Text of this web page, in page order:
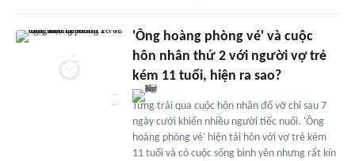
'Ông hoàng phòng vé' và cuộc
hôn nhân thứ 2 với người vợ trẻ
kém 11 tuổi, hiện ra sao?
Từng trải qua cuộc hôn nhân đổ vỡ chỉ sau 7
ngày cưới khiến nhiều người tiếc nuối. 'Ông
hoàng phòng vé' hiện tái hôn với vợ trẻ kém
11 tuổi và có cuộc sống bình yên nhưng rất kín